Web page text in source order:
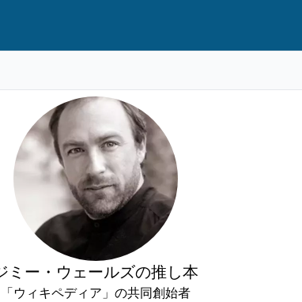
ミー・ウェールズの推し本
「ウィキペディア」の共同創始者